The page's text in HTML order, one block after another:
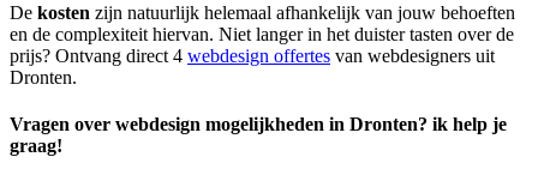
De kosten zijn natuurlijk helemaal afhankelijk van jouw behoeften
en de complexiteit hiervan. Niet langer in het duister tasten over de
prijs? Ontvang direct 4 webdesign offertes van webdesigners uit
Dronten.
Vragen over webdesign mogelijkheden in Dronten? ik help je
graag!